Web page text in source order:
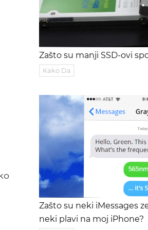
Zašto su manji SSD-ovi
Kako Da
Zašto su neki iMessages
neki plavi na moj iPhone?